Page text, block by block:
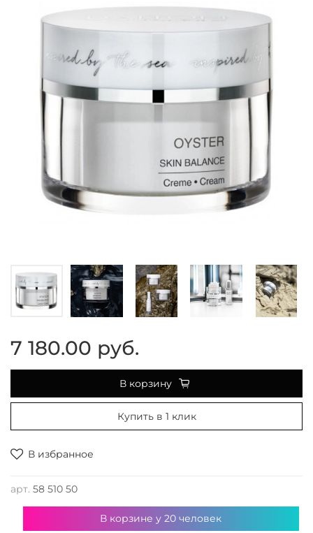
В избранное
арт. 58 510 50
7 180.00 руб.
В корзину
Купить в 1 клик
В корзине у20 человек